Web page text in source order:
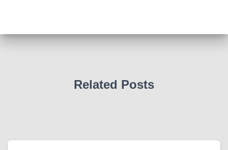
Related Posts